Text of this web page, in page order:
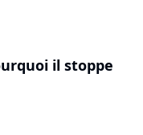
il stoppe